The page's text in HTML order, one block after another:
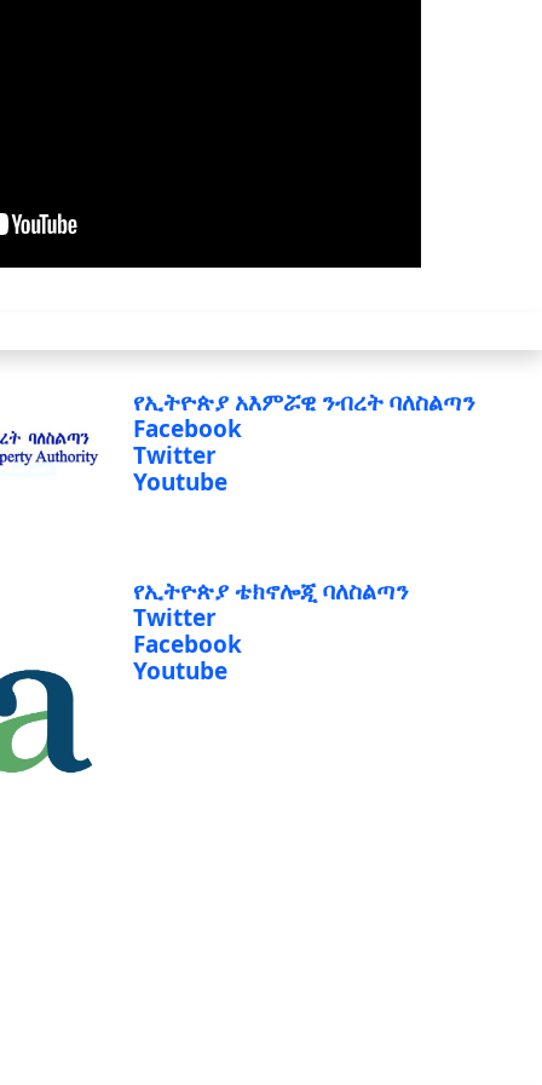
የኢትዮጵያ አእምሯዊ ንብረት ባለስልጣን
Facebook
Twitter
Youtube
የኢትዮጵያ ቴክኖሎጂ ባለስልጣን
Twitter
Facebook
Youtube